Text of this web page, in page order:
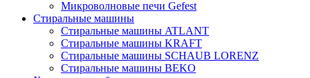
Микроволновые печи Gefest
Стиральные машины
Стиральные машины ATLANT
Стиральные машины KRAFT
Стиральные машины SCHAUB LORENZ
Стиральные машины BEKO